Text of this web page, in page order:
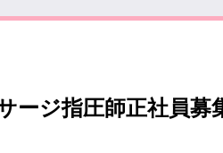
ージ指圧師正社員